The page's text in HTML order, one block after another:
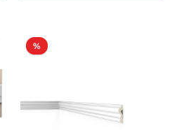
%Rabatt